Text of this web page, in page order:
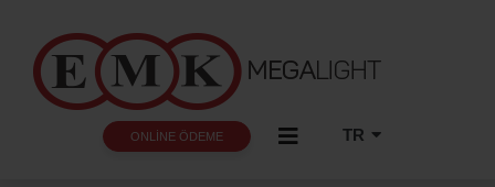
ONLİNE ÖDEME TR